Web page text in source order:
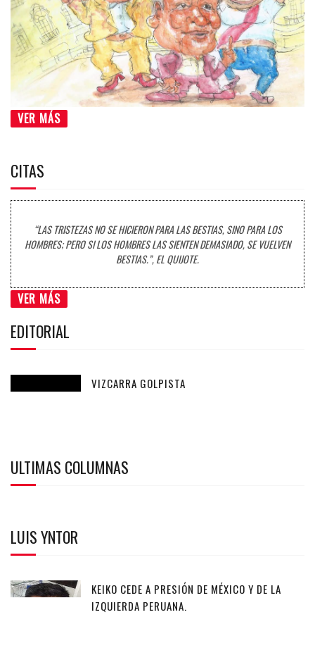
VER MÁS
CITAS
“LAS TRISTEZAS NO SE HICIERON PARA LAS BESTIAS, SINO PARA LOS
HOMBRES; PERO SI LOS HOMBRES LAS SIENTEN DEMASIADO, SE VUELVEN
BESTIAS.”, EL QUIJOTE.
VER MÁS
EDITORIAL
VIZCARRA GOLPISTA
ULTIMAS COLUMNAS
LUIS YNTOR
KEIKO CEDE A PRESIÓN DE MÉXICO Y DE LA
IZQUIERDA PERUANA.